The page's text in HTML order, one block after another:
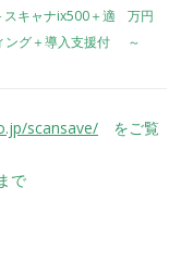
キャナix500＋適
ング＋導入支援付
万円
～
scansave/ をご覧
で